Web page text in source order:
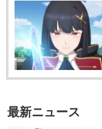
最新ニュース